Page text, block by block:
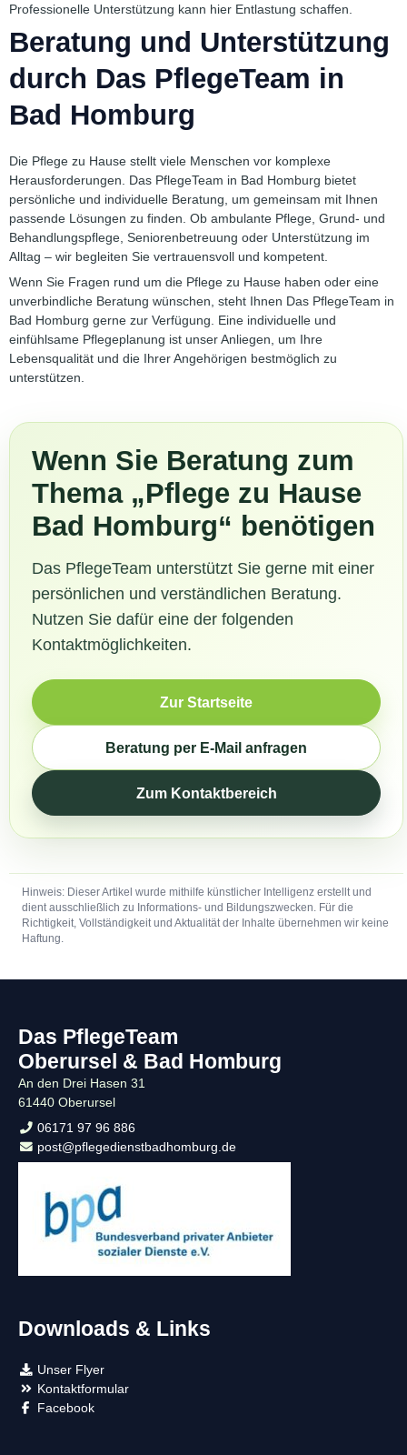
Professionelle Unterstützung kann hier Entlastung schaffen.
Beratung und Unterstützung
durch Das PflegeTeam in
Bad Homburg
Die Pflege zu Hause stellt viele Menschen vor komplexe
Herausforderungen. Das PflegeTeam in Bad Homburg bietet
persönliche und individuelle Beratung, um gemeinsam mit Ihnen
passende Lösungen zu finden. Ob ambulante Pflege, Grund- und
Behandlungspflege, Seniorenbetreuung oder Unterstützung im
Alltag – wir begleiten Sie vertrauensvoll und kompetent.
Wenn Sie Fragen rund um die Pflege zu Hause haben oder eine
unverbindliche Beratung wünschen, steht Ihnen Das PflegeTeam in
Bad Homburg gerne zur Verfügung. Eine individuelle und
einfühlsame Pflegeplanung ist unser Anliegen, um Ihre
Lebensqualität und die Ihrer Angehörigen bestmöglich zu
unterstützen.
Wenn Sie Beratung zum
Thema „Pflege zu Hause
Bad Homburg“ benötigen
Das PflegeTeam unterstützt Sie gerne mit einer
persönlichen und verständlichen Beratung.
Nutzen Sie dafür eine der folgenden
Kontaktmöglichkeiten.
Zur Startseite
Beratung per E-Mail anfragen
Zum Kontaktbereich
Hinweis: Dieser Artikel wurde mithilfe künstlicher Intelligenz erstellt und
dient ausschließlich zu Informations- und Bildungszwecken. Für die
Richtigkeit, Vollständigkeit und Aktualität der Inhalte übernehmen wir keine
Haftung.
Das PflegeTeam
Oberursel & Bad Homburg
An den Drei Hasen 31
61440 Oberursel
06171 97 96 886
post@pflegedienstbadhomburg.de
Downloads & Links
Unser Flyer
Kontaktformular
Facebook